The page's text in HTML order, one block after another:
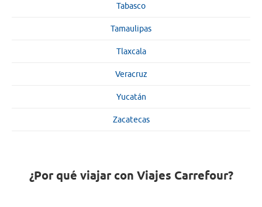
Tabasco
Tamaulipas
Tlaxcala
Veracruz
Yucatán
Zacatecas
¿Por qué viajar con Viajes Carrefour?